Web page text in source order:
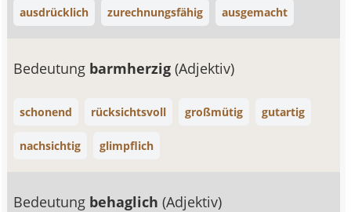
ausdrücklich zurechnungsfähig ausgemacht
Bedeutung barmherzig(Adjektiv)
schonend rücksichtsvoll großmütig gutartig
nachsichtig glimpflich
Bedeutung behaglich(Adjektiv)